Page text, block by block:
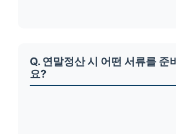
Q. 연말정산 시 어떤 서류를 준
요?